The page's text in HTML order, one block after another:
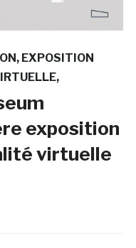
EXPOSITION
exposition
virtuelle